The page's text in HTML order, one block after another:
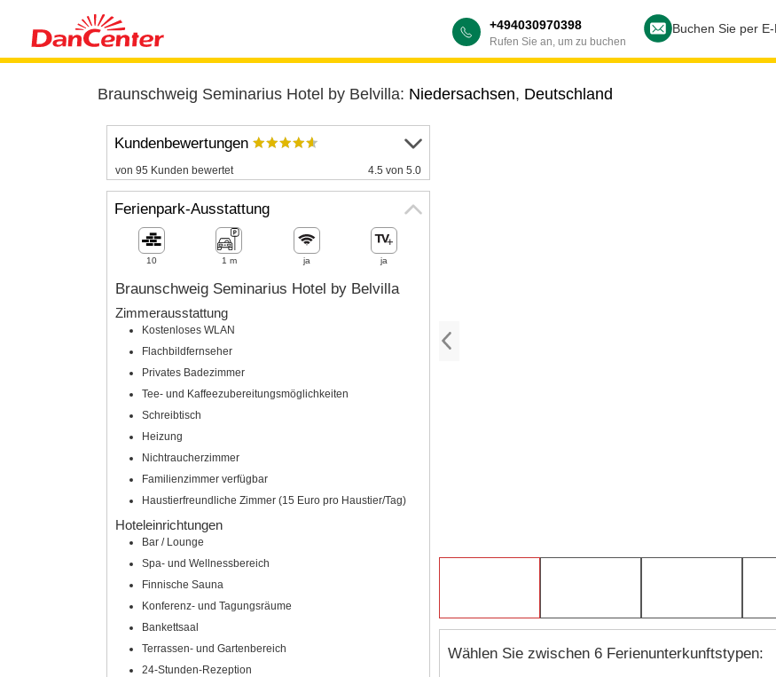
+494030970398
Rufen Sie an, um zu buchen
Buchen Sie per
Braunschweig Seminarius Hotel by Belvilla: Niedersachsen, Deutschland
Wählen Sie zwischen 6 Ferienunterkunftstypen:
Kundenbewertungen
von 95 Kunden bewertet 4.5 von 5.0
Ferienpark-Ausstattung
10 1 m ja ja
Braunschweig Seminarius Hotel by Belvilla
Zimmerausstattung
Kostenloses WLAN
Flachbildfernseher
Privates Badezimmer
Tee- und Kaffeezubereitungsmöglichkeiten
Schreibtisch
Heizung
Nichtraucherzimmer
Familienzimmer verfügbar
Haustierfreundliche Zimmer (15 Euro pro Haustier/Tag)
Hoteleinrichtungen
Bar / Lounge
Spa- und Wellnessbereich
Finnische Sauna
Konferenz- und Tagungsräume
Bankettsaal
Terrassen- und Gartenbereich
24-Stunden-Rezeption